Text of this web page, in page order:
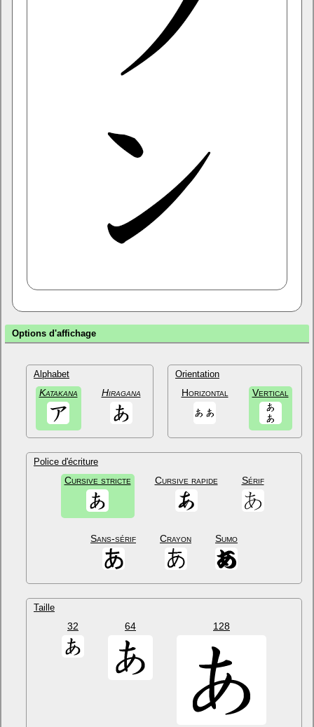
Options d'affichage
Alphabet
Katakana Hiragana
Orientation
Horizontal Vertical
Police d'écriture
Cursive stricte Cursive rapide Sérif
Sans-sérif Crayon Sumo
Taille
32 64 128